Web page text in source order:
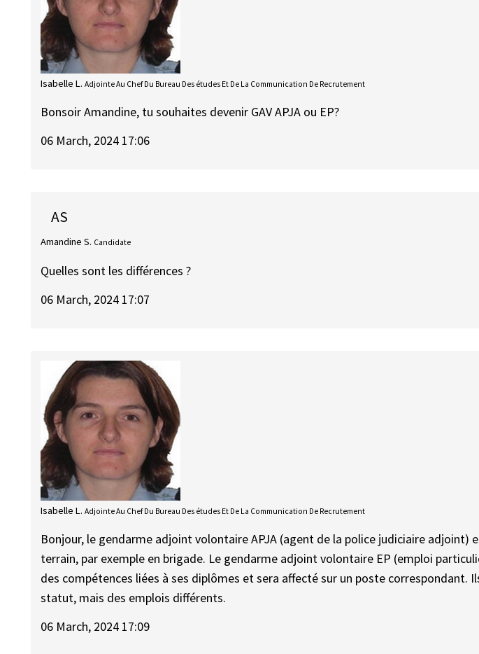
Isabelle L. Adjointe Au Chef Du Bureau Des études Et De La Communication De Recrutement
Bonsoir Amandine, tu souhaites devenir GAV APJA ou EP?
06 March, 2024 17:06
AS
Amandine S. Candidate
Quelles sont les différences ?
06 March, 2024 17:07
Isabelle L. Adjointe Au Chef Du Bureau Des études Et De La Communication De Recrutement
Bonjour, le gendarme adjoint volontaire APJA (agent de la police judiciaire adjoint)
terrain, par exemple en brigade. Le gendarme adjoint volontaire EP (emploi
des compétences liées à ses diplômes et sera affecté sur un poste correspondant.
statut, mais des emplois différents.
06 March, 2024 17:09